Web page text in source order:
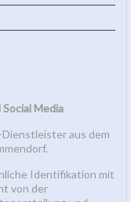
Media
aus dem
Identifikation mit
von der